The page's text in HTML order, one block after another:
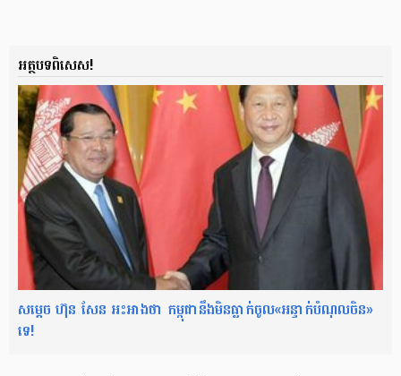
អត្ថបទពិសេស!
សម្ដេច​ ហ៊ុន សែន ​អះអាង​ថា កម្ពុជា​នឹង​មិន​ធ្លាក់​ចូល​«អន្ទាក់​បំណុល​ចិន»​
ទេ!